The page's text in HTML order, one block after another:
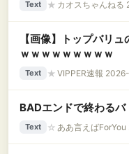
Text ★ カオスちゃんね
【画像】トップバリ
ｗｗｗｗｗｗｗｗｗ
Text ★ VIPPER速報
BADエンドで終わる
Text ☆ ああ言えば